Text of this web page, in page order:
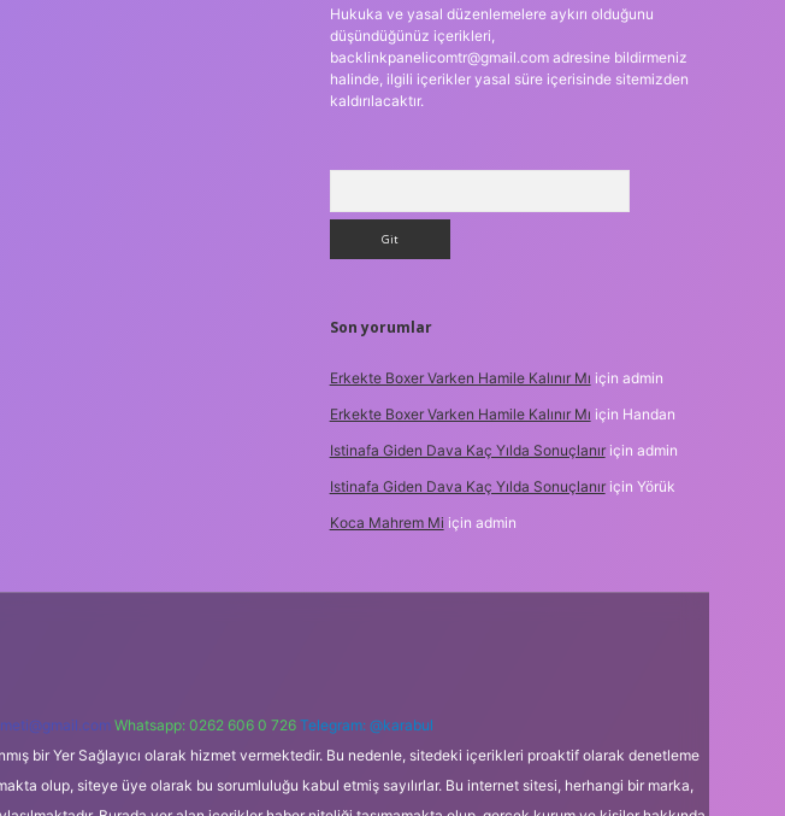
Hukuka ve yasal düzenlemelere aykırı olduğunu
düşündüğünüz içerikleri,
backlinkpanelicomtr@gmail.comadresine bildirmeniz
halinde, ilgili içerikler yasal süre içerisinde sitemizden
kaldırılacaktır.
Son yorumlar
Erkekte Boxer Varken Hamile Kalınır Mı için admin
Erkekte Boxer Varken Hamile Kalınır Mı için Handan
Istinafa Giden Dava Kaç Yılda Sonuçlanıriçin admin
Istinafa Giden Dava Kaç Yılda Sonuçlanıriçin Yörük
Koca Mahrem Mi için admin
Whatsapp: 0262 606 0 726 Telegram: @karabul
bir Yer Sağlayıcı olarak hizmet vermektedir. Bu nedenle, sitedeki içerikleri proaktif olarak denetleme
olup, siteye üye olarak bu sorumluluğu kabul etmiş sayılırlar. Bu internet sitesi, herhangi bir marka,